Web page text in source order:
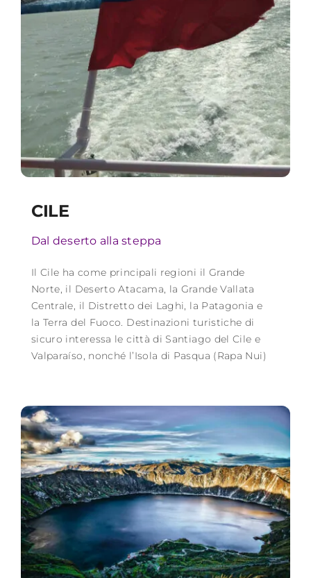
CILE
Dal deserto alla steppa
Il Cile ha come principali regioni il Grande
Norte, il Deserto Atacama, la Grande Vallata
Centrale, il Distretto dei Laghi, la Patagonia e
la Terra del Fuoco. Destinazioni turistiche di
sicuro interessa le città di Santiago del Cile e
Valparaíso, nonché l’Isola di Pasqua (Rapa Nui)